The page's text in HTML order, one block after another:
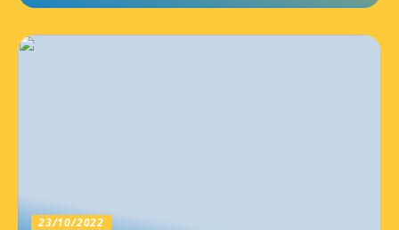
23/10/2022